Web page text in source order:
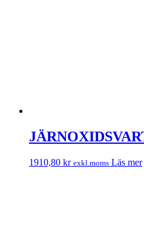
1910,80 kr exkl.moms Läs mer